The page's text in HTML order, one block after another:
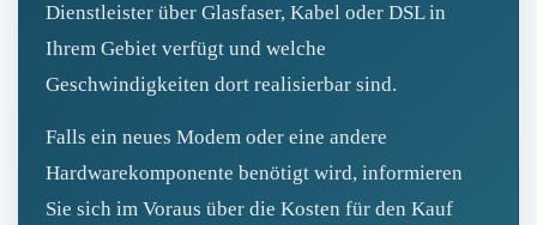
Dienstleister über Glasfaser, Kabel oder DSL in
Ihrem Gebiet verfügt und welche
Geschwindigkeiten dort realisierbar sind.
Falls ein neues Modem oder eine andere
Hardwarekomponente benötigt wird, informieren
Sie sich im Voraus über die Kosten für den Kauf